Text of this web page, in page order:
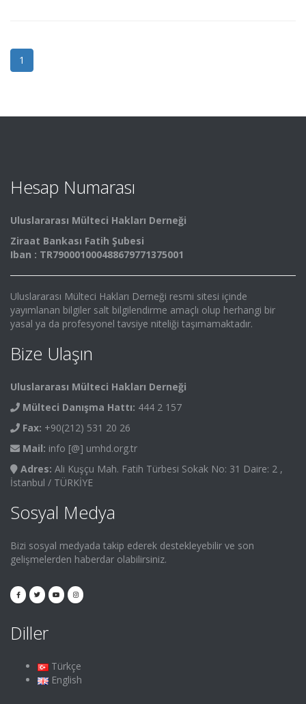
1
Hesap Numarası
Uluslararası Mülteci Hakları Derneği
Ziraat Bankası Fatih Şubesi
Iban : TR790001000488679771375001
Uluslararası Mülteci Hakları Derneği resmi sitesi içinde
yayımlanan bilgiler salt bilgilendirme amaçlı olup herhangi bir
yasal ya da profesyonel tavsiye niteliği taşımamaktadır.
Bize Ulaşın
Uluslararası Mülteci Hakları Derneği
Mülteci Danışma Hattı: 444 2 157
Fax: +90(212) 531 20 26
Mail: info [@] umhd.org.tr
Adres: Ali Kuşçu Mah. Fatih Türbesi Sokak No: 31 Daire: 2 ,
İstanbul / TÜRKİYE
Sosyal Medya
Bizi sosyal medyada takip ederek destekleyebilir ve son
gelişmelerden haberdar olabilirsiniz.
Diller
Türkçe
English